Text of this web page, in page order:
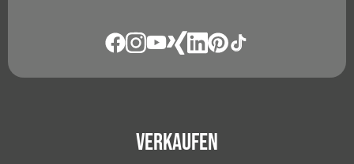
Verkaufen